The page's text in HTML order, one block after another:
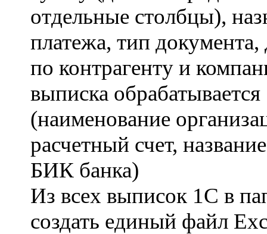
отдельные столбцы),
платежа, тип
по контрагенту и
выписка обрабатывается
(наименование
расчетный счет,
БИК банка)
Из всех выписок 1С в
создать единый файл